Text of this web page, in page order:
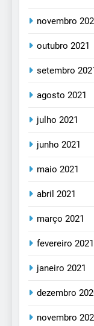
novembro
outubro 2021
setembro
agosto 2021
julho 2021
junho 2021
maio 2021
abril 2021
março 2021
fevereiro 2021
janeiro 2021
dezembro
novembro